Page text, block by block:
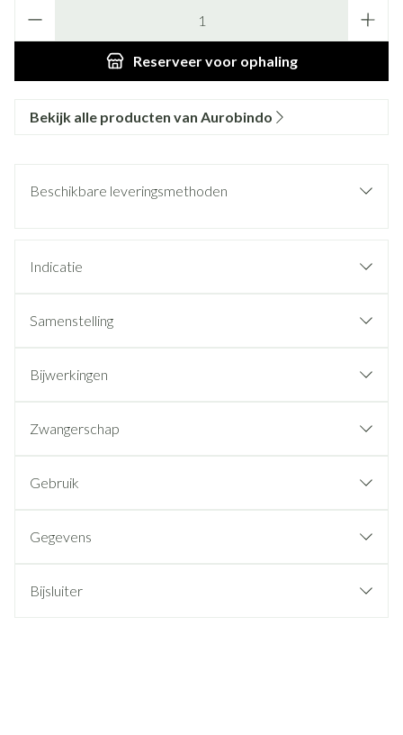
Reserveervoor ophaling
Bekijk alle producten van Aurobindo
Beschikbare leveringsmethoden
Indicatie
Samenstelling
Bijwerkingen
Zwangerschap
Gebruik
Gegevens
Bijsluiter